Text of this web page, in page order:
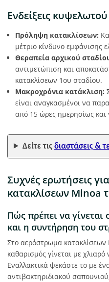
Ενδείξεις
Πρόληψη κατακλίσεων:
μέτριο κίνδυνο εμφάνισης
Θεραπεία αρχικού
αντιμετώπιση και
κατακλίσεων 1ου σταδίου.
Μακροχρόνια κατάκλιση:
είναι αναγκασμένοι να
από 15 ώρες ημερησίως και
Δείτε τις διαστάσεις &
Συχνές ερωτήσεις
κατακλίσεων Minoa
Πώς πρέπει να
και η συντήρηση του
Στο αερόστρωμα
καθαρισμός γίνεται με
Εναλλακτικά ψεκάστε το με
αντιβακτηριδιακού